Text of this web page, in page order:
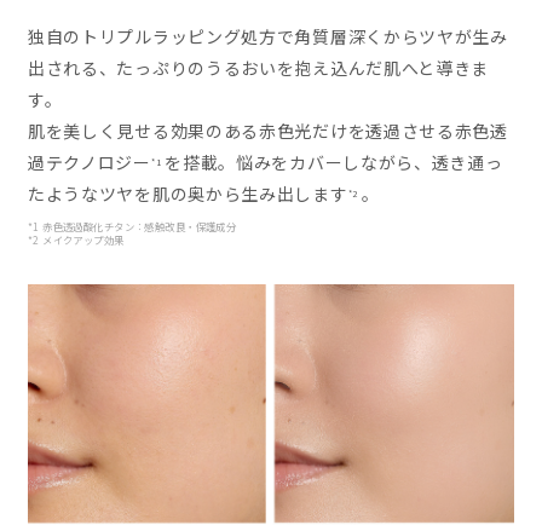
独自のトリプルラッピング処方で角質層深くからツヤが生み
出される、たっぷりのうるおいを抱え込んだ肌へと導きま
す。
肌を美しく見せる効果のある赤色光だけを透過させる赤色透
過テクノロジー *1 を搭載。悩みをカバーしながら、透き通っ
たようなツヤを肌の奥から生み出します *2 。
*1 赤色透過酸化チタン：感触改良・保護成分
*2 メイクアップ効果